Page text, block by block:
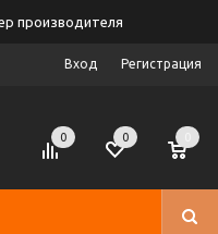
производителя
Вход Регистрация
0 0